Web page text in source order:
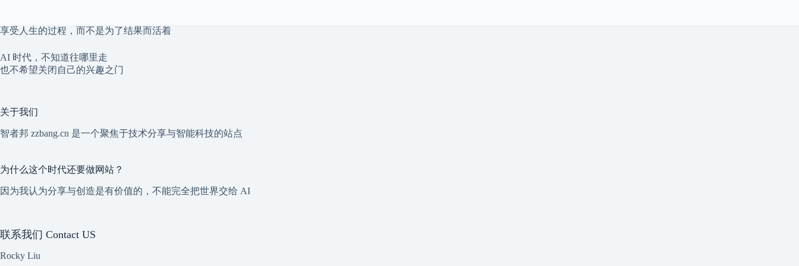
享受人生的过程，而不是为了结果而活着
AI 时代，不知道往哪里走
也不希望关闭自己的兴趣之门
关于我们
智者邦 zzbang.cn 是一个聚焦于技术分享与智能科技的站点
为什么这个时代还要做网站？
因为我认为分享与创造是有价值的，不能完全把世界交给 AI
联系我们 Contact US
Rocky Liu